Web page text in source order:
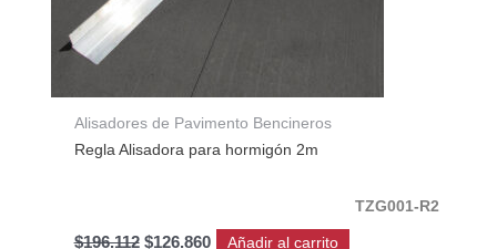
Alisadores de Pavimento Bencineros
Regla Alisadora para hormigón 2m
TZG001-R2
$196.112 $126.860 Añadir al carrito